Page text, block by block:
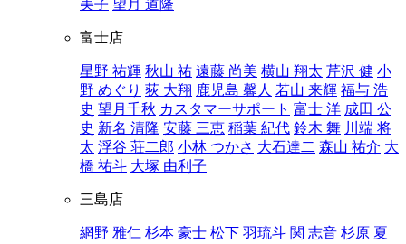
美子 望月 道隆
富士店
星野 祐輝 秋山 祐 遠藤 尚美 横山 翔太 芹沢 健 小
野 めぐり 荻 大翔 鹿児島 馨人 若山 来輝 福与 浩
史 望月千秋 カスタマーサポート 富士 洋 成田 公
史 新名 清隆 安藤 三恵 稲葉 紀代 鈴木 舞 川端 将
太 浮谷 荘二郎 小林 つかさ 大石達二 森山 祐介 大
橋 祐斗 大塚 由利子
三島店
網野 雅仁 杉本 豪士 松下 羽琉斗 関 志音 杉原 夏